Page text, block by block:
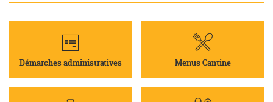
Démarches administratives Menus Cantine